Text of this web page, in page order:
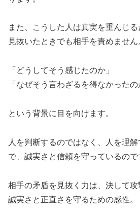
また、こうした人は真実を重んじ
見抜いたときでも相手を責めません
「どうしてそう感じたのか」
「なぜそう言わざるを得なかったの
という背景に目を向けます。
人を判断するのではなく、人を理
で、誠実さと信頼を守っているので
相手の矛盾を見抜く力は、決して攻
誠実さと正直さを守るための感性。